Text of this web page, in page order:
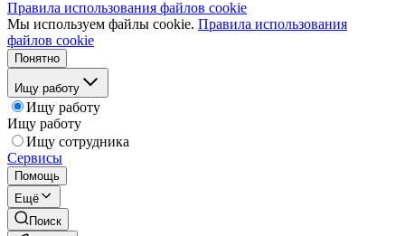
Правила использования файлов cookie
Мы используем файлы cookie. Правила использования
файлов cookie
Понятно
Ищу работу
Ищу работу
Ищу работу
Ищу сотрудника
Сервисы
Помощь
Ещё
Поиск